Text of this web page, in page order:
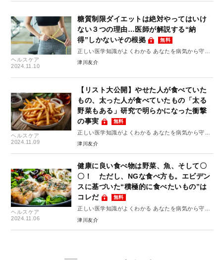
ヘルスケア
2024.11.10
糖質制限ダイエットは絶対やってはいけ
ない３つの理由…医師が解説する“納
得”しかないその根拠
無料
正しい医学知識がよくわかる あなたを病気から守る
10のルール #8
津川友介
ヘルスケア
2024.11.09
【リスト大公開】やせた人が食べていた
もの、太った人が食べていたもの「太る
野菜もある」研究で明らかになった衝撃
の事実
無料
正しい医学知識がよくわかる あなたを病気から守る
10のルール #7
津川友介
ヘルスケア
2024.11.06
健康に良い食べ物は野菜、魚、そして〇
〇！ ただし、NGな食べ方も。エビデン
スに基づいた“積極的に食べたいもの”は
コレだ
無料
正しい医学知識がよくわかる あなたを病気から守る
10のルール #6
津川友介